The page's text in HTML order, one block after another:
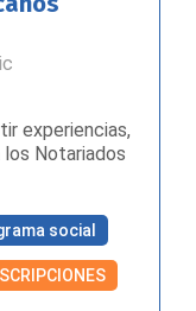
experiencias,
Notariados
social